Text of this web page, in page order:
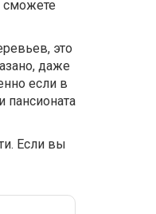
сможете
это
даже
если в
пансионата
Если вы